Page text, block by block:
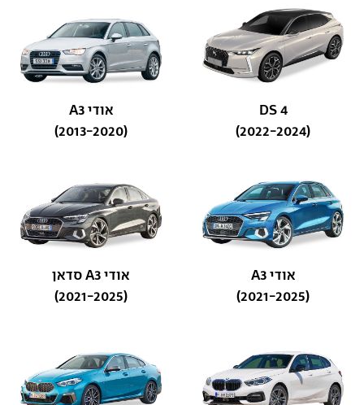
DS 4
(2022-2024)
אודי A3
(2013-2020)
אודי A3
(2021-2025)
אודי A3 סדאן
(2021-2025)